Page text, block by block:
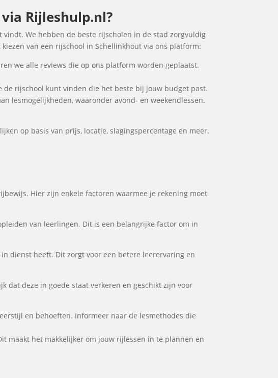
Rijleshulp.nl?
We hebben de beste rijscholen in de stad zorgvuldig
van een rijschool in Schellinkhout via ons platform:
we alle reviews die op ons platform worden geplaatst.
rijschool kunt vinden die het beste bij jouw budget past.
lesmogelijkheden, waaronder avond- en weekendlessen.
op basis van prijs, locatie, slagingspercentage en meer.
Hier zijn enkele factoren waarmee je rekening moet
van leerlingen. Dit is een belangrijke factor om in
dienst heeft. Dit zorgt voor een betere leerervaring en
dat deze in goede staat verkeren en geschikt zijn voor
en behoeften. Informeer naar de lesmethodes die
maakt het makkelijker om jouw rijlessen in te plannen en